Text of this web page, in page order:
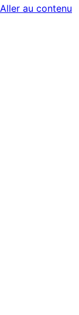
Aller au contenu